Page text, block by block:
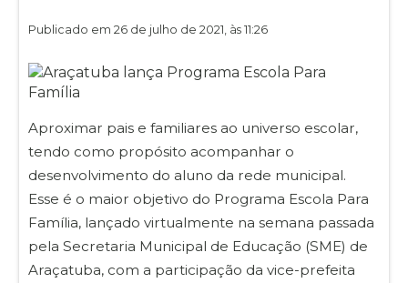
Publicado em 26 de julho de 2021, às 11:26
Aproximar pais e familiares ao universo escolar,
tendo como propósito acompanhar o
desenvolvimento do aluno da rede municipal.
Esse é o maior objetivo do Programa Escola Para
Família, lançado virtualmente na semana passada
pela Secretaria Municipal de Educação (SME) de
Araçatuba, com a participação da vice-prefeita